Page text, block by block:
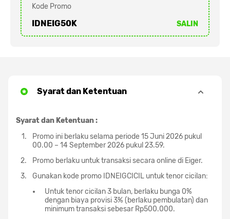
Kode Promo
IDNEIG50K SALIN
Syarat dan Ketentuan
Syarat dan Ketentuan :
Promo ini berlaku selama periode 15 Juni 2026 pukul
00.00 – 14 September 2026 pukul 23.59.
Promo berlaku untuk transaksi secara online di Eiger.
Gunakan kode promo IDNEIGCICIL untuk tenor cicilan:
Untuk tenor cicilan 3 bulan, berlaku bunga 0%
dengan biaya provisi 3% (berlaku pembulatan) dan
minimum transaksi sebesar Rp500.000.